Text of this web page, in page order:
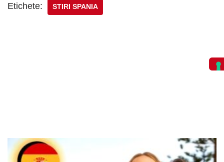
Etichete: STIRI SPANIA